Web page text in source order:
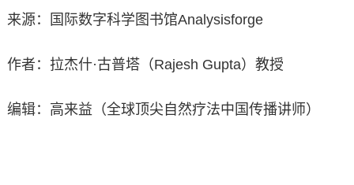
来源：国际数字科学图书馆Analysisforge
作者：拉杰什·古普塔（Rajesh Gupta）教授
编辑：高来益（全球顶尖自然疗法中国传播讲师）